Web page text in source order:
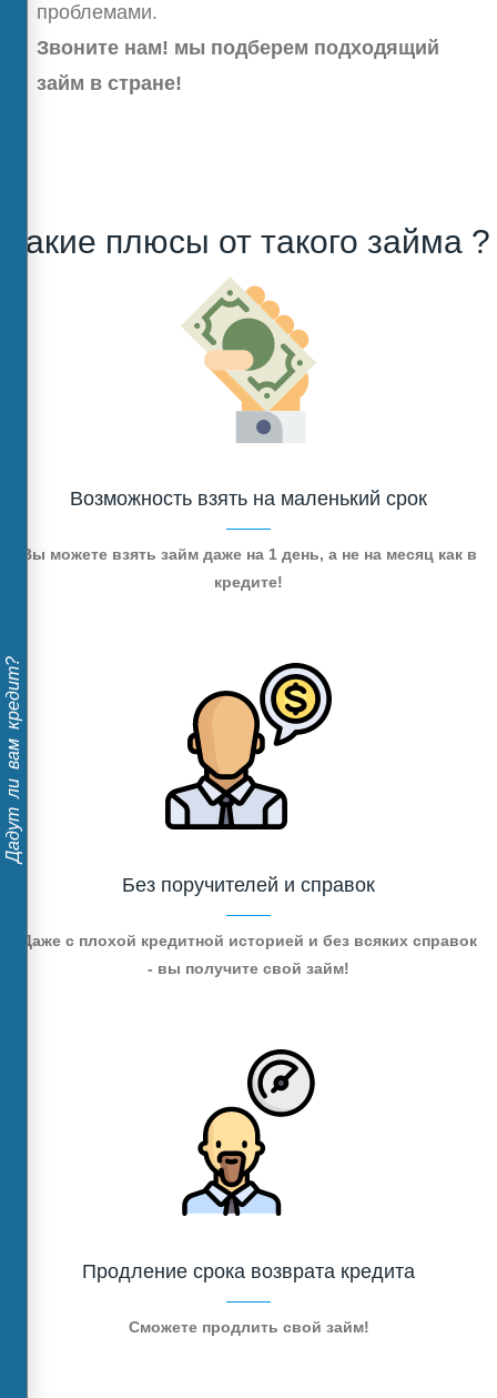
Дадут ли вам кредит?
проблемами.
Звоните нам! мы подберем подходящий
займ в стране!
Какие плюсы от такого займа ?
Возможность взять на маленький срок
Вы можете взять займ даже на 1 день, а не на месяц как в
кредите!
Без поручителей и справок
Даже с плохой кредитной историей и без всяких справок
- вы получите свой займ!
Продление срока возврата кредита
Сможете продлить свой займ!